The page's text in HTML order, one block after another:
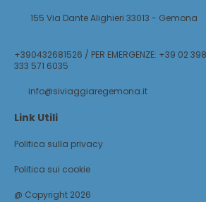
155 Via Dante Alighieri 33013 - Gemona
+390432681526 / PER EMERGENZE: +39 02
333 571 6035
info@siviaggiaregemona.it
Link Utili
Politica sulla privacy
Politica sui cookie
@ Copyright 2026